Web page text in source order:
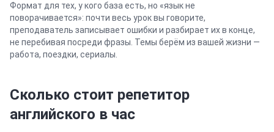
Формат для тех, у кого база есть, но «язык не
поворачивается»: почти весь урок вы говорите,
преподаватель записывает ошибки и разбирает их в конце,
не перебивая посреди фразы. Темы берём из вашей жизни —
работа, поездки, сериалы.
Сколько стоит репетитор
английского в час